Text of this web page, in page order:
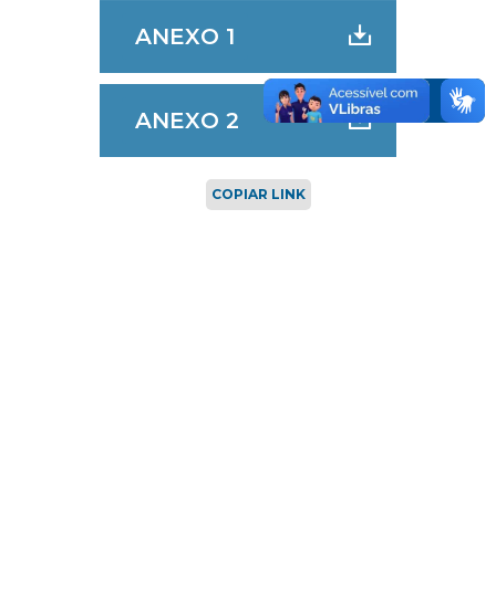
ANEXO 1
ANEXO 2
COPIAR LINK